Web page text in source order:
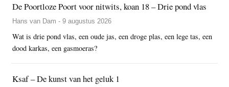
De Poortloze Poort voor nitwits, koan 18 – Drie pond vlas
Hans van Dam - 9 augustus 2026
Wat is drie pond vlas, een oude jas, een droge plas, een lege tas, een
dood karkas, een gasmoeras?
Ksaf – De kunst van het geluk 1